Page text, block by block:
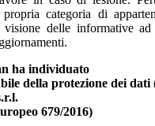
categoria di
visione delle informative
ha individuato
della protezione dei dati
679/2016)